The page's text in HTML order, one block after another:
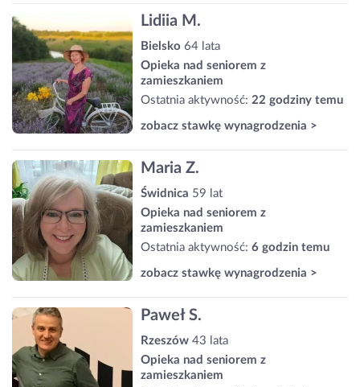
Lidiia M.
Bielsko 64 lata
Opieka nad seniorem z
zamieszkaniem
Ostatnia aktywność: 22 godziny temu
zobacz stawkę wynagrodzenia >
Maria Z.
Świdnica 59 lat
Opieka nad seniorem z
zamieszkaniem
Ostatnia aktywność: 6 godzin temu
zobacz stawkę wynagrodzenia >
Paweł S.
Rzeszów 43 lata
Opieka nad seniorem z
zamieszkaniem